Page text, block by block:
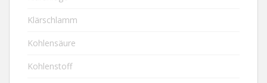
Klärschlamm
Kohlensäure
Kohlenstoff